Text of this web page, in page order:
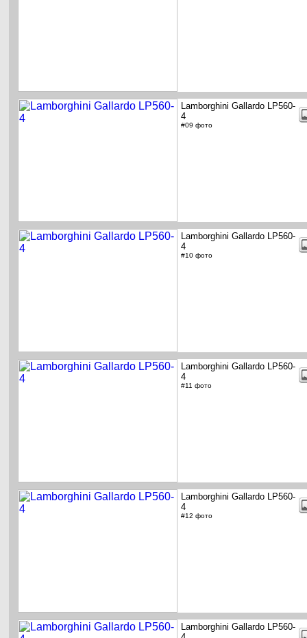
Lamborghini Gallardo LP560-
4
#09 фото
Lamborghini Gallardo LP560-
4
#10 фото
Lamborghini Gallardo LP560-
4
#11 фото
Lamborghini Gallardo LP560-
4
#12 фото
Lamborghini Gallardo LP560-